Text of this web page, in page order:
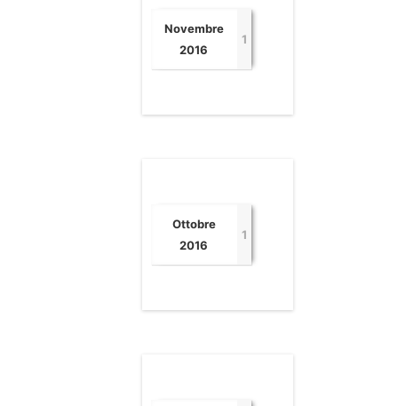
Novembre
2016
1
Ottobre
2016
1